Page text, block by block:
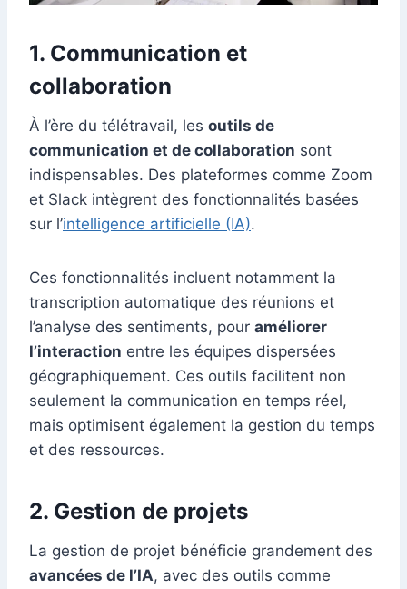
1. Communication et
collaboration
À l’ère du télétravail, les outils de
communication et de collaboration sont
indispensables. Des plateformes comme Zoom
et Slack intègrent des fonctionnalités basées
sur l’intelligence artificielle (IA).
Ces fonctionnalités incluent notamment la
transcription automatique des réunions et
l’analyse des sentiments, pour améliorer
l’interaction entre les équipes dispersées
géographiquement. Ces outils facilitent non
seulement la communication en temps réel,
mais optimisent également la gestion du temps
et des ressources.
2. Gestion de projets
La gestion de projet bénéficie grandement des
avancées de l’IA, avec des outils comme